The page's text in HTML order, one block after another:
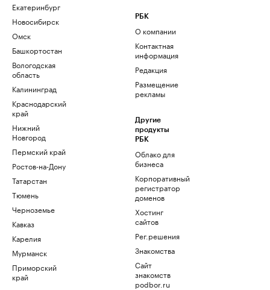
Екатеринбург
Новосибирск
Омск
Башкортостан
Вологодская
область
Калининград
Краснодарский
край
Нижний
Новгород
Пермский край
Ростов-на-Дону
Татарстан
Тюмень
Черноземье
Кавказ
Карелия
Мурманск
Приморский
край
РБК
О компании
Контактная
информация
Редакция
Размещение
рекламы
Другие
продукты
РБК
Облако для
бизнеса
Корпоративный
регистратор
доменов
Хостинг
сайтов
Рег.решения
Знакомства
Сайт
знакомств
podbor.ru